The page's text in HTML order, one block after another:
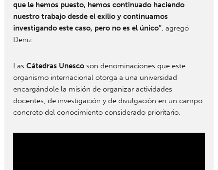
que le hemos puesto, hemos continuado haciendo
nuestro trabajo desde el exilio y continuamos
investigando este caso, pero no es el único”, agregó
Deniz.
Las Cátedras Unescoson denominaciones que este
organismo internacional otorga a una universidad
encargándole la misión de organizar actividades
docentes, de investigación y de divulgación en un campo
concreto del conocimiento considerado prioritario.